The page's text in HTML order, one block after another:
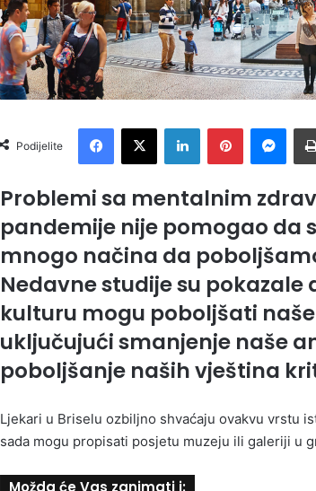
Podijelite
Problemi sa mentalnim
pandemije nije pomogao da
mnogo načina da
Nedavne studije su
kulturu mogu poboljšati
uključujući smanjenje naše
poboljšanje naših vještina
Ljekari u Briselu ozbiljno shvaćaju ovakvu vrstu
sada mogu propisati posjetu muzeju ili galeriji u
Možda će Vas zanimati i: